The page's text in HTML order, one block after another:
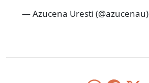
— Azucena Uresti (@azucenau)